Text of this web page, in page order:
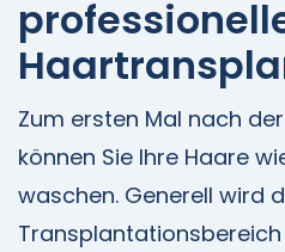
Zum ersten Mal nach
können Sie Ihre Haare
waschen. Generell wird
Transplantationsbereich